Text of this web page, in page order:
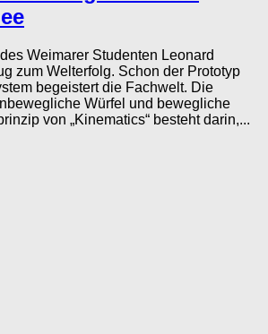
Weimarer Studenten Leonard
zum Welterfolg. Schon der Prototyp
begeistert die Fachwelt. Die
Würfel und bewegliche
von „Kinematics“ besteht darin,...